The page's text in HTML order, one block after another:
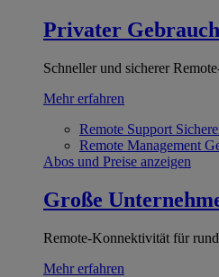
Privater
Schneller und sicherer
Mehr erfahren
Remote Support
Remote Management
Abos und Preise anzeigen
Große
Remote-Konnektivität für
Mehr erfahren